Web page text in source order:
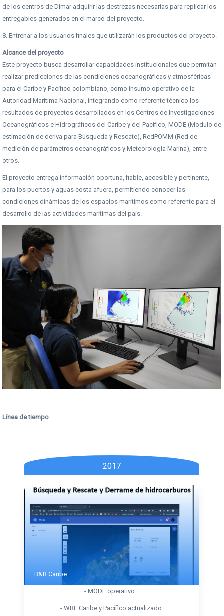
de los centros de Dimar adquirir las destrezas necesarias para replicar los
entregables generados en el marco del proyecto.
8. Entrenar a los usuarios finales que utilizarán los productos del proyecto.
Alcance del proyecto
Este proyecto busca desarrollar capacidades institucionales que permitan
realizar predicciones de las condiciones oceanográficas y atmosféricas
para el Caribe y Pacífico colombiano, como insumo operativo de la
Autoridad Marítima Nacional, integrando como referente técnico los
resultados de proyectos desarrollados en los Centros de Investigaciones
Oceanográficos e Hidrográficos del Caribe y del Pacífico, MODE (Modulo de
estimación de deriva para Búsqueda y Rescate), RedPOMM (Red de
medición de parámetros oceanográficos y Meteorología Marina), entre
otros.
El proyecto entrega información oportuna, fiable, accesible y pertinente,
para los puertos y aguas costa afuera, permitiendo conocer las
condiciones dinámicas de los espacios marítimos como referente para el
desarrollo de las actividades marítimas del país.
Línea de tiempo
2017
B&R Caribe.
- MODE operativo. .
- WRF Caribe y Pacífico actualizado.